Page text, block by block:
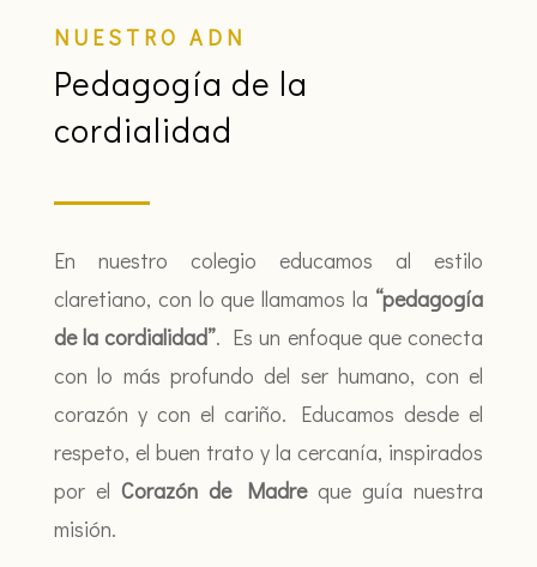
NUESTRO ADN
Pedagogía de la
cordialidad
En nuestro colegio educamos al estilo
claretiano, con lo que llamamos la “pedagogía
de la cordialidad”. Es un enfoque que conecta
con lo más profundo del ser humano, con el
corazón y con el cariño. Educamos desde el
respeto, el buen trato y la cercanía, inspirados
por el Corazón de Madreque guía nuestra
misión.